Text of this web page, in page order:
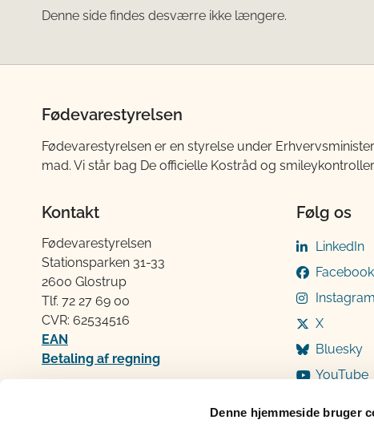
Denne hjemmeside bruger
Denne side findes desværre ikke længere.
Fødevarestyrelsen
Fødevarestyrelsen er en styrelse under
mad. Vi står bag De officielle Kostråd og
Kontakt
Fødevarestyrelsen
Stationsparken 31-33
2600 Glostrup
Tlf. 72 2​​​7 69 00
CVR: 62534516
EAN
Betaling af regning
Følg os
LinkedIn
Facebook
Instagram
X
Bluesky
YouTube